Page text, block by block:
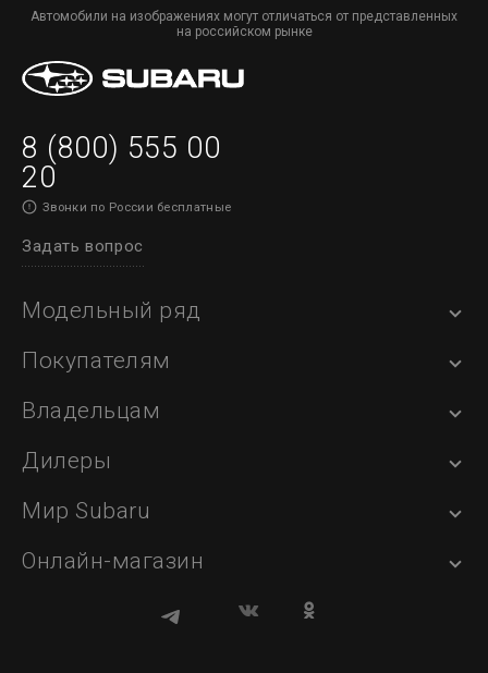
Автомобили на изображениях могут отличаться от представленных
на российском рынке
8 (800) 555 00
20
Звонки по России бесплатные
Задать вопрос
Модельный ряд
Покупателям
Владельцам
Дилеры
Мир Subaru
Онлайн-магазин